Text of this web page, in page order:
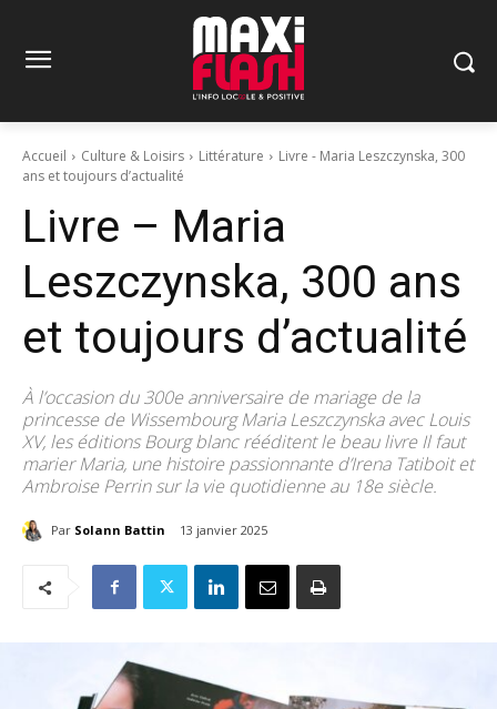
Accueil Culture & Loisirs Littérature
Livre - Maria Leszczynska, 300
ans et toujours d’actualité
Livre – Maria
Leszczynska, 300 ans
et toujours d’actualité
À l’occasion du 300e anniversaire de mariage de la
princesse de Wissembourg Maria Leszczynska avec Louis
XV, les éditions Bourg blanc rééditent le beau livre Il faut
marier Maria, une histoire passionnante d’Irena Tatiboit et
Ambroise Perrin sur la vie quotidienne au 18e siècle.
Par Solann Battin 13 janvier 2025